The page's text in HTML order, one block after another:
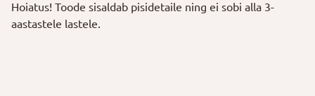
Hoiatus! Toode sisaldab pisidetaile ning ei sobi alla 3-
aastastele lastele.